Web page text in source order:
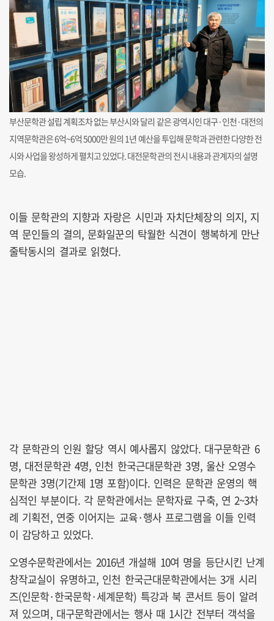
부산문학관 설립 계획조차 없는 부산시와 달리 같은 광역시인 대구·인천·대전의
지역문학관은 6억~6억 5000만 원의 1년 예산을 투입해 문학과 관련한 다양한 전
시와 사업을 왕성하게 펼치고 있었다. 대전문학관의 전시 내용과 관계자의 설명
모습.
이들 문학관의 지향과 자랑은 시민과 자치단체장의 의지, 지
역 문인들의 결의, 문화일꾼의 탁월한 식견이 행복하게 만난
줄탁동시의 결과로 읽혔다.
각 문학관의 인원 할당 역시 예사롭지 않았다. 대구문학관 6
명, 대전문학관 4명, 인천 한국근대문학관 3명, 울산 오영수
문학관 3명(기간제 1명 포함)이다. 인력은 문학관 운영의 핵
심적인 부분이다. 각 문학관에서는 문학자료 구축, 연 2~3차
례 기획전, 연중 이어지는 교육·행사 프로그램을 이들 인력
이 감당하고 있었다.
오영수문학관에서는 2016년 개설해 10여 명을 등단시킨 난계
창작교실이 유명하고, 인천 한국근대문학관에서는 3개 시리
즈(인문학·한국문학·세계문학) 특강과 북 콘서트 등이 알려
져 있으며, 대구문학관에서는 행사 때 1시간 전부터 객석을